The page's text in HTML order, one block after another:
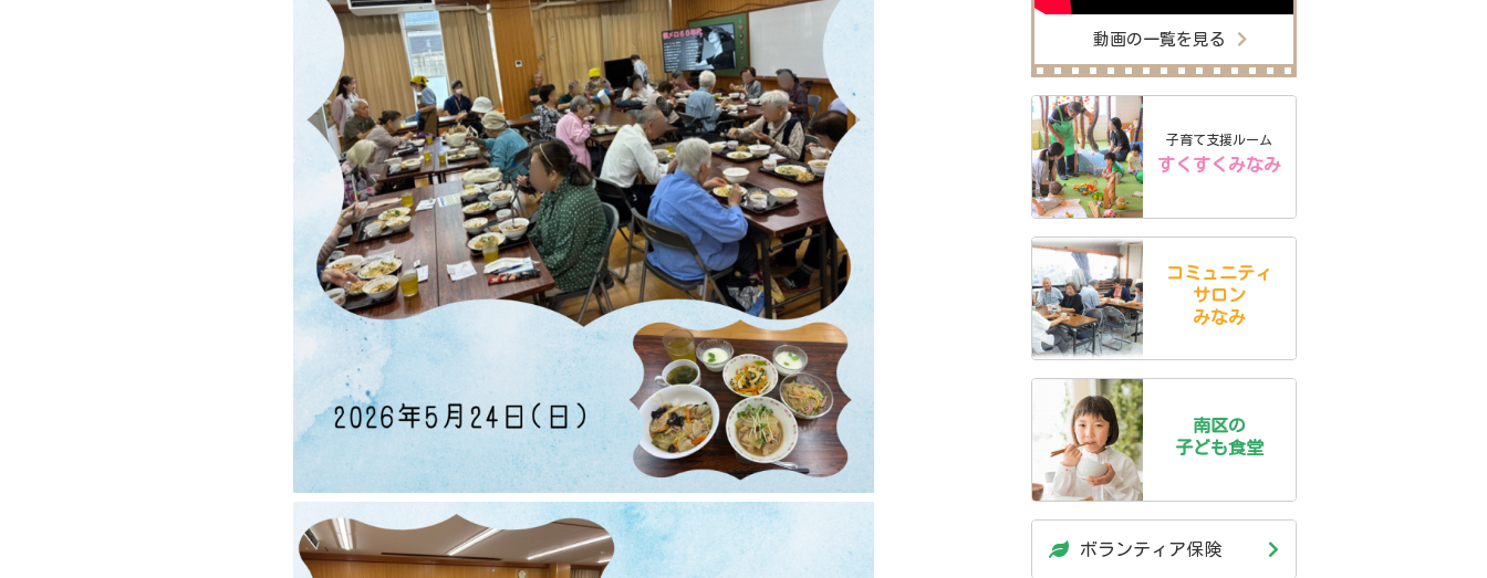
動画の一覧を見る
子育て支援ルーム
すくすくみなみ
コミュニティ
サロン
みなみ
南区の
子ども食堂
ボランティア保険